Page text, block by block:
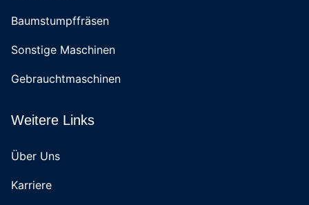
Baumstumpffräsen
Sonstige Maschinen
Gebrauchtmaschinen
Weitere Links
Über Uns
Karriere